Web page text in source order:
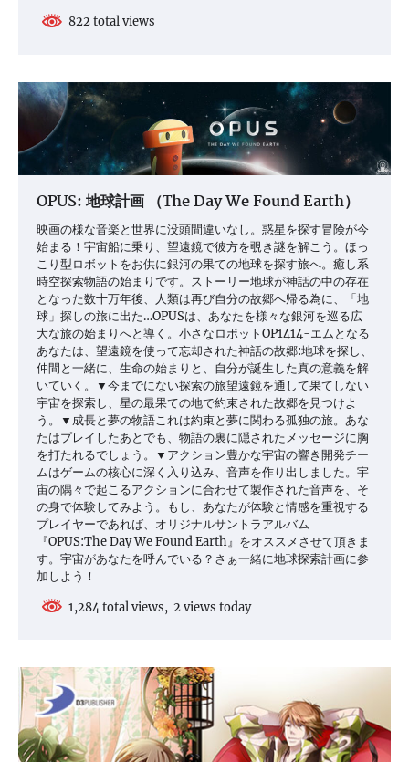
822 total views
OPUS: 地球計画 （The Day We Found Earth）
映画の様な音楽と世界に没頭間違いなし。惑星を探す冒険が今
始まる！宇宙船に乗り、望遠鏡で彼方を覗き謎を解こう。ほっ
こり型ロボットをお供に銀河の果ての地球を探す旅へ。癒し系
時空探索物語の始まりです。ストーリー地球が神話の中の存在
となった数十万年後、人類は再び自分の故郷へ帰る為に、「地
球」探しの旅に出た…OPUSは、あなたを様々な銀河を巡る広
大な旅の始まりへと導く。小さなロボットOP1414-エムとなる
あなたは、望遠鏡を使って忘却された神話の故郷:地球を探し、
仲間と一緒に、生命の始まりと、自分が誕生した真の意義を解
いていく。▼今までにない探索の旅望遠鏡を通して果てしない
宇宙を探索し、星の最果ての地で約束された故郷を見つけよ
う。▼成長と夢の物語これは約束と夢に関わる孤独の旅。あな
たはプレイしたあとでも、物語の裏に隠されたメッセージに胸
を打たれるでしょう。▼アクション豊かな宇宙の響き開発チー
ムはゲームの核心に深く入り込み、音声を作り出しました。宇
宙の隅々で起こるアクションに合わせて製作された音声を、そ
の身で体験してみよう。もし、あなたが体験と情感を重視する
プレイヤーであれば、オリジナルサントラアルバム
『OPUS:The Day We Found Earth』をオススメさせて頂きま
す。宇宙があなたを呼んでいる？さぁ一緒に地球探索計画に参
加しよう！
1,284 total views, 2 views today